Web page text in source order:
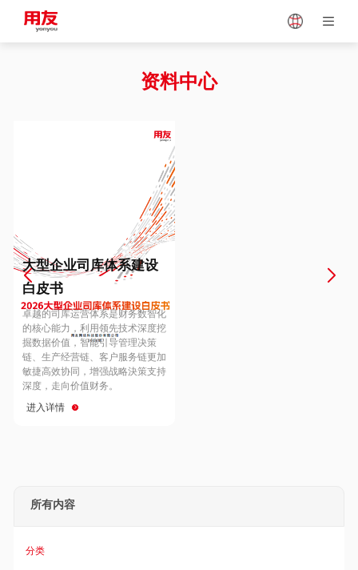
Vietnam
Europe
Hungary
Hong Kong
资料中心
大型企业司库体系建设
白皮书
卓越的司库运营体系是财务数智化
的核心能力，利用领先技术深度挖
掘数据价值，智能引导管理决策
链、生产经营链、客户服务链更加
敏捷高效协同，增强战略決策支持
深度，走向价值财务。
进入详情
所有内容
分类